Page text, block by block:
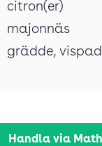
citron(er)
majonnäs
grädde, vispad
Handla via